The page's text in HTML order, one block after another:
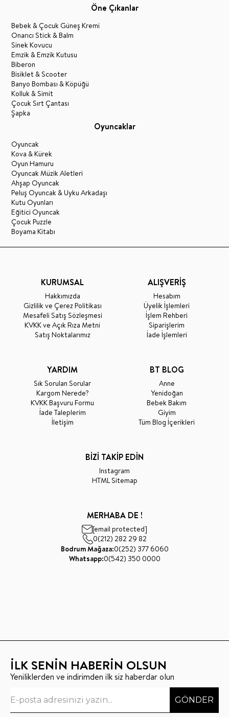
Öne Çıkanlar
Bebek & Çocuk Güneş Kremi
Onarıcı Stick & Balm
Sinek Kovucu
Emzik & Emzik Kutusu
Biberon
Bisiklet & Scooter
Banyo Bombası & Köpüğü
Kolluk & Simit
Çocuk Sırt Çantası
Şapka
Oyuncaklar
Oyuncak
Kova & Kürek
Oyun Hamuru
Oyuncak Müzik Aletleri
Ahşap Oyuncak
Peluş Oyuncak & Uyku Arkadaşı
Kutu Oyunları
Eğitici Oyuncak
Çocuk Puzzle
Boyama Kitabı
KURUMSAL
Hakkımızda
Gizlilik ve Çerez Politikası
Mesafeli Satış Sözleşmesi
KVKK ve Açık Rıza Metni
Satış Noktalarımız
ALIŞVERİŞ
Hesabım
Üyelik İşlemleri
İşlem Rehberi
Siparişlerim
İade İşlemleri
YARDIM
Sık Sorulan Sorular
Kargom Nerede?
KVKK Başvuru Formu
İade Taleplerim
İletişim
BT BLOG
Anne
Yenidoğan
Bebek Bakım
Giyim
Tüm Blog İçerikleri
BİZİ TAKİP EDİN
Instagram
HTML Sitemap
MERHABA DE !
[email protected]
0(212) 282 29 82
Bodrum Mağaza:0(252) 377 6060
Whatsapp:0(542) 350 0000
İLK SENİN HABERİN OLSUN
Yeniliklerden ve indirimden ilk siz haberdar olun
GÖNDER